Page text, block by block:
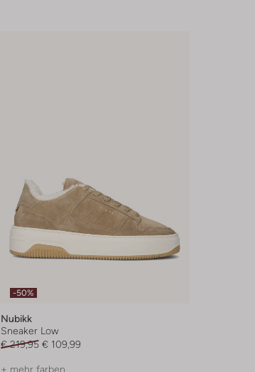
-50%
Nubikk
Sneaker Low
€ 219,95 € 109,99
+ mehr farben